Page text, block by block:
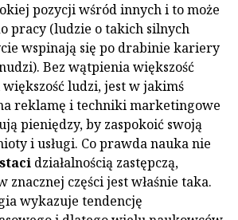
pozycji wśród innych i to może
pracy (ludzie o takich silnych
wspinają się po drabinie kariery
Bez wątpienia większość
ludzi, jest w jakimś
reklamę i techniki marketingowe
pieniędzy, by zaspokoić swoją
i usługi. Co prawda nauka nie
działalnością zastępczą,
części jest właśnie taka.
wykazuje tendencję